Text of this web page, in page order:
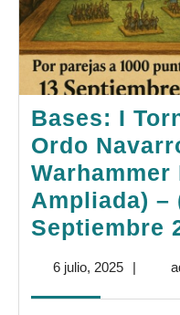
Bases: I
Ordo
Warhammer
Ampliada) –
Septiembre
6 julio, 20256
|